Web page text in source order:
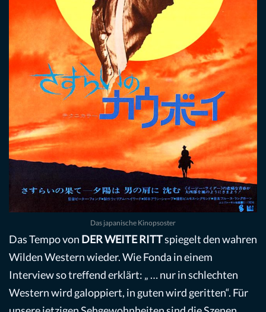
Das japanische Kinopsoster
Das Tempo von DER WEITE RITTspiegelt den wahren
Wilden Western wieder. Wie Fonda in einem
Interview so treffend erklärt: „ … nur in schlechten
Western wird galoppiert, in guten wird geritten“. Für